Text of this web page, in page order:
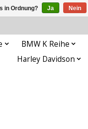
BMW K Reihe
Harley Davidson
in Ordnung? Ja Nein